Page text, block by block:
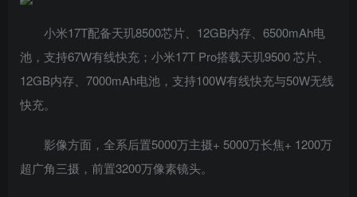
小米17T配备天玑8500芯片、12GB内存、6500mAh电
池，支持67W有线快充；小米17T Pro搭载天玑9500 芯片、
12GB内存、7000mAh电池，支持100W有线快充与50W无线
快充。
影像方面，全系后置5000万主摄+ 5000万长焦+ 1200万
超广角三摄，前置3200万像素镜头。